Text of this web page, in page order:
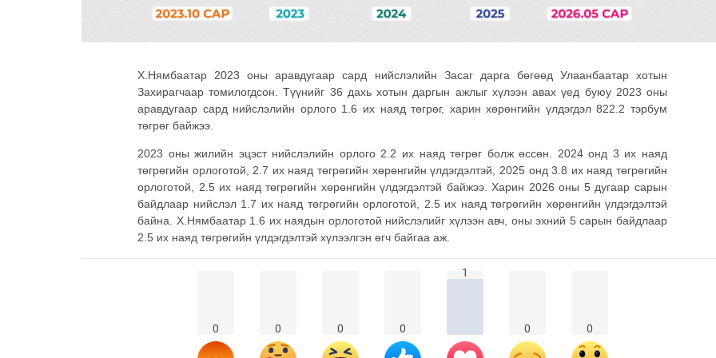
Х.Нямбаатар 2023 оны аравдугаар сард нийслэлийн Засаг дарга бөгөөд Улаанбаатар хотын
Захирагчаар томилогдсон. Түүнийг 36 дахь хотын даргын ажлыг хүлээн авах үед буюу 2023 оны
аравдугаар сард нийслэлийн орлого 1.6 их наяд төгрөг, харин хөрөнгийн үлдэгдэл 822.2 тэрбум
төгрөг байжээ.
2023 оны жилийн эцэст нийслэлийн орлого 2.2 их наяд төгрөг болж өссөн. 2024 онд 3 их наяд
төгрөгийн орлоготой, 2.7 их наяд төгрөгийн хөрөнгийн үлдэгдэлтэй, 2025 онд 3.8 их наяд төгрөгийн
орлоготой, 2.5 их наяд төгрөгийн хөрөнгийн үлдэгдэлтэй байжээ. Харин 2026 оны 5 дугаар сарын
байдлаар нийслэл 1.7 их наяд төгрөгийн орлоготой, 2.5 их наяд төгрөгийн хөрөнгийн үлдэгдэлтэй
байна. Х.Нямбаатар 1.6 их наядын орлоготой нийслэлийг хүлээн авч, оны эхний 5 сарын байдлаар
2.5 их наяд төгрөгийн үлдэгдэлтэй хүлээлгэн өгч байгаа аж.
0 0 0 0
1
0 0